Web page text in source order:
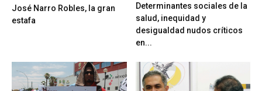
José Narro Robles, la gran
estafa
Determinantes sociales de la
salud, inequidad y
desigualdad nudos críticos
en...